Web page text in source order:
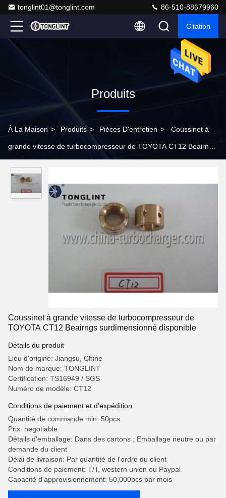
tonglint01@tonglint.com 86-510-88679960
Citation
Produits
À La Maison > Produits > Pièces D'entretien > Coussinet à
grande vitesse de turbocompresseur de TOYOTA CT12 Beairngs
Coussinet à grande vitesse de turbocompresseur de
TOYOTA CT12 Beairngs surdimensionné disponible
Détails du produit
Lieu d'origine: Jiangsu, Chine
Nom de marque: TONGLINT
Certification: TS16949 / SGS
Numéro de modèle: CT12
Conditions de paiement et d'expédition
Quantité de commande min: 50pcs
Prix: negotiable
Détails d'emballage: Dans des cartons ; Emballage neutre ou par
demande du client
Délai de livraison: Par quantité de l'ordre du client
Conditions de paiement: T/T, western union ou Paypal
Capacité d'approvisionnement: 50,000pcs par mois